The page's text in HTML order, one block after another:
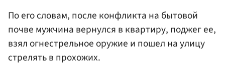
По его словам, после конфликта на бытовой
почве мужчина вернулся в квартиру, поджег ее,
взял огнестрельное оружие и пошел на улицу
стрелять в прохожих.